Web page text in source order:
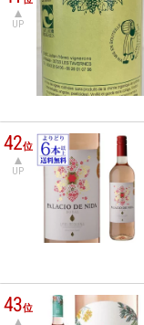
UP
42位
UP
43位